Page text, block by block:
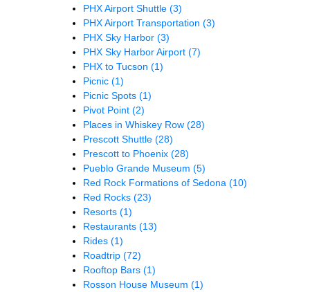
PHX Airport Shuttle (3)
PHX Airport Transportation (3)
PHX Sky Harbor (3)
PHX Sky Harbor Airport (7)
PHX to Tucson (1)
Picnic (1)
Picnic Spots (1)
Pivot Point (2)
Places in Whiskey Row (28)
Prescott Shuttle (28)
Prescott to Phoenix (28)
Pueblo Grande Museum (5)
Red Rock Formations of Sedona (10)
Red Rocks (23)
Resorts (1)
Restaurants (13)
Rides (1)
Roadtrip (72)
Rooftop Bars (1)
Rosson House Museum (1)